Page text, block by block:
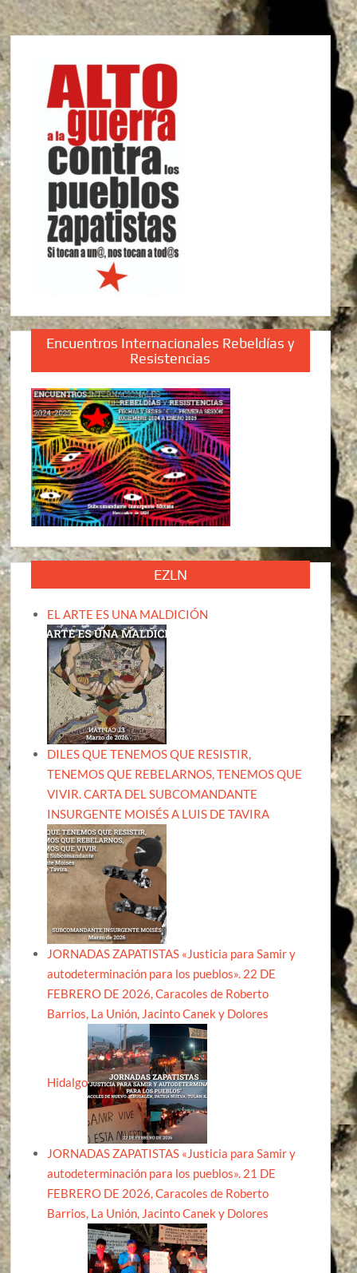
Encuentros Internacionales Rebeldías y
Resistencias
EZLN
EL ARTE ES UNA MALDICIÓN
DILES QUE TENEMOS QUE RESISTIR,
TENEMOS QUE REBELARNOS, TENEMOS QUE
VIVIR. CARTA DEL SUBCOMANDANTE
INSURGENTE MOISÉS A LUIS DE TAVIRA
JORNADAS ZAPATISTAS «Justicia para Samir y
autodeterminación para los pueblos». 22 DE
FEBRERO DE 2026, Caracoles de Roberto
Barrios, La Unión, Jacinto Canek y Dolores
Hidalgo
JORNADAS ZAPATISTAS «Justicia para Samir y
autodeterminación para los pueblos». 21 DE
FEBRERO DE 2026, Caracoles de Roberto
Barrios, La Unión, Jacinto Canek y Dolores